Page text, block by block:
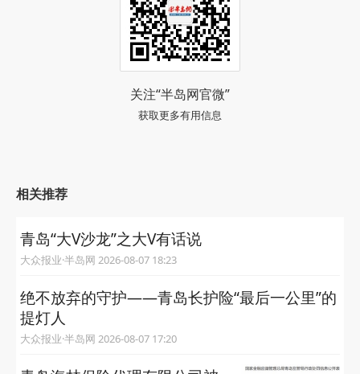
关注“半岛网官微”
获取更多有用信息
相关推荐
青岛“大V沙龙”之大V有话说
大众报业·半岛网 2026-08-07 18:23
绝不放弃的守护——青岛长护险“最后一公里”的
提灯人
大众报业·半岛网 2026-08-07 17:20